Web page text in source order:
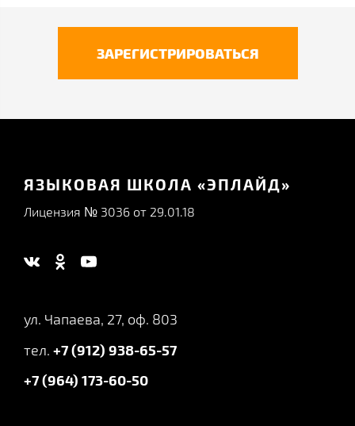
ЗАРЕГИСТРИРОВАТЬСЯ
ЯЗЫКОВАЯ ШКОЛА «ЭПЛАЙД»
Лицензия № 3036 от 29.01.18
ул. Чапаева, 27, оф. 803
тел. +7 (912) 938-65-57
+7 (964) 173-60-50